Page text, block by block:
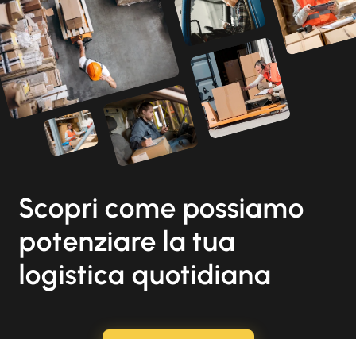
Scopri come possiamo
potenziare la tua
logistica quotidiana